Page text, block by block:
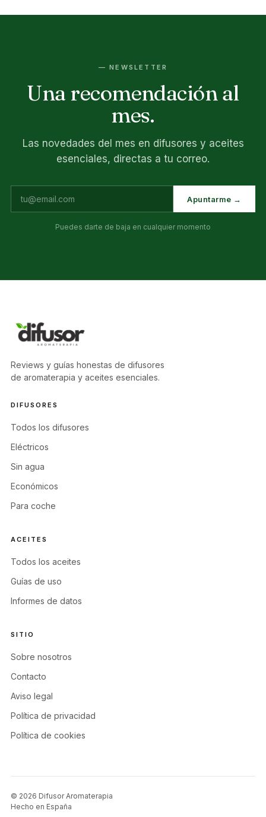
— NEWSLETTER
Una recomendación al
mes.
Las novedades del mes en difusores y aceites
esenciales, directas a tu correo.
Apuntarme →
Puedes darte de baja en cualquier momento
Reviews y guías honestas de difusores
de aromaterapia y aceites esenciales.
DIFUSORES
Todos los difusores
Eléctricos
Sin agua
Económicos
Para coche
ACEITES
Todos los aceites
Guías de uso
Informes de datos
SITIO
Sobre nosotros
Contacto
Aviso legal
Política de privacidad
Política de cookies
© 2026 Difusor Aromaterapia
Hecho en España